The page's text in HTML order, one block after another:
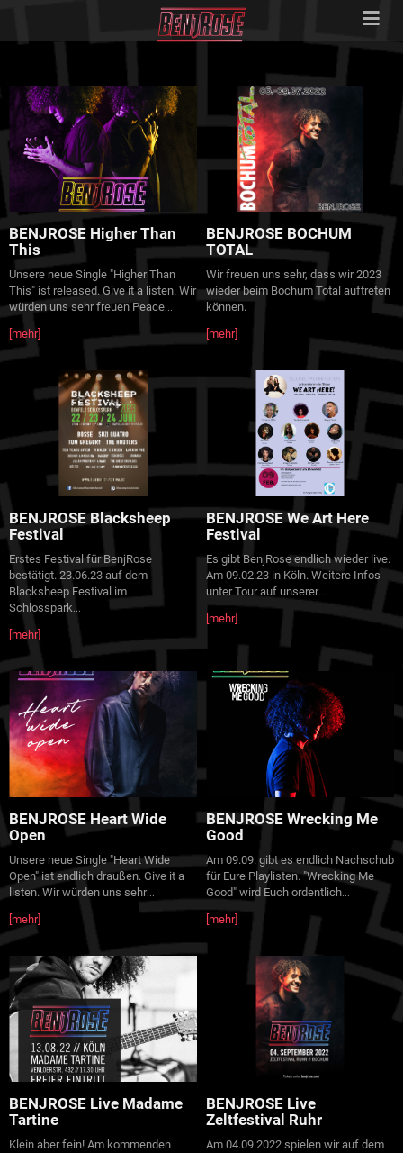
BENJROSE Higher Than
This
Unsere neue Single "Higher Than
This" ist released. Give it a listen. Wir
würden uns sehr freuen Peace...
[mehr]
BENJROSE BOCHUM
TOTAL
Wir freuen uns sehr, dass wir 2023
wieder beim Bochum Total auftreten
können.
[mehr]
BENJROSE Blacksheep
Festival
Erstes Festival für BenjRose
bestätigt. 23.06.23 auf dem
Blacksheep Festival im
Schlosspark...
[mehr]
BENJROSE We Art Here
Festival
Es gibt BenjRose endlich wieder live.
Am 09.02.23 in Köln. Weitere Infos
unter Tour auf unserer...
[mehr]
BENJROSE Heart Wide
Open
Unsere neue Single "Heart Wide
Open" ist endlich draußen. Give it a
listen. Wir würden uns sehr...
[mehr]
BENJROSE Wrecking Me
Good
Am 09.09. gibt es endlich Nachschub
für Eure Playlisten. "Wrecking Me
Good" wird Euch ordentlich...
[mehr]
BENJROSE Live Madame
Tartine
Klein aber fein! Am kommenden
BENJROSE Live
Zeltfestival Ruhr
Am 04.09.2022 spielen wir auf dem